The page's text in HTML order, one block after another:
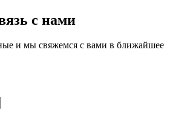
с нами
и мы свяжемся с вами в ближайшее